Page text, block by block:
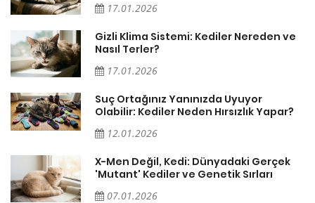
17.01.2026
Gizli Klima Sistemi: Kediler Nereden ve
Nasıl Terler?
17.01.2026
Suç Ortağınız Yanınızda Uyuyor
Olabilir: Kediler Neden Hırsızlık Yapar?
12.01.2026
X-Men Değil, Kedi: Dünyadaki Gerçek
'Mutant' Kediler ve Genetik Sırları
07.01.2026